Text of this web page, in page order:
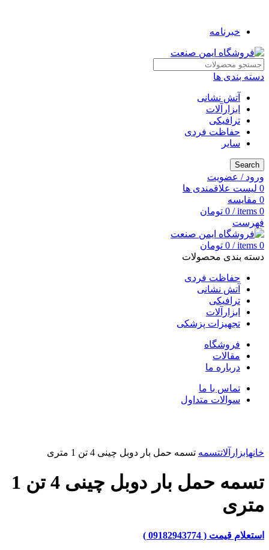
خبرنامه
دسته بندی ها
آتش نشانی
ابزارآلات
ترافیکی
حفاظت فردی
سایر
Search
ورود / عضویت
0 لیست علاقمندی ها
0 مقایسه
0
items
/
0 تومان
فهرست
0
items
/
0 تومان
دسته بندی محصولات
حفاظت فردی
آتش نشانی
ترافیکی
ابزارآلات
تجهیزات پزشکی
فروشگاه
مقالات
درباره ما
تماس با ما
سوالات متداول
خانهابزارآلاتتسمه تسمه حمل بار دوبل چینی 4 تن 1 متری
تسمه حمل بار دوبل چینی 4 تن 1
متری
استعلام قیمت ( 09182943774 )